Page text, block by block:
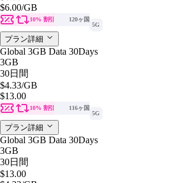
$6.00/GB
10% 割引
120ヶ国
5G
プラン詳細
Global 3GB Data 30Days
3GB
30日間
$4.33/GB
$13.00
10% 割引
116ヶ国
5G
プラン詳細
Global 3GB Data 30Days
3GB
30日間
$13.00